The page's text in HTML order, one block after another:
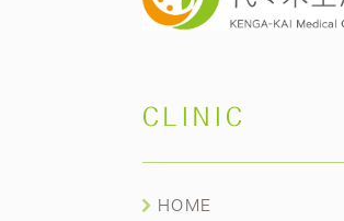
CLINIC
HOME